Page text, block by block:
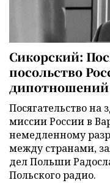
Сикорский:
посольство
дипотношений
Посягательство
миссии России в
немедленному
между странами,
дел Польши
Польского радио.